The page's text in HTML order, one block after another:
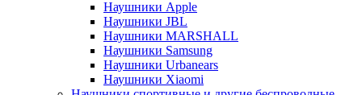
Наушники Apple
Наушники JBL
Наушники MARSHALL
Наушники Samsung
Наушники Urbanears
Наушники Xiaomi